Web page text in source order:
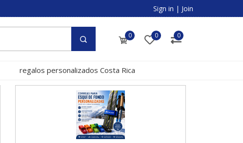
Sign in | Join
0 0 0
regalos personalizados Costa Rica